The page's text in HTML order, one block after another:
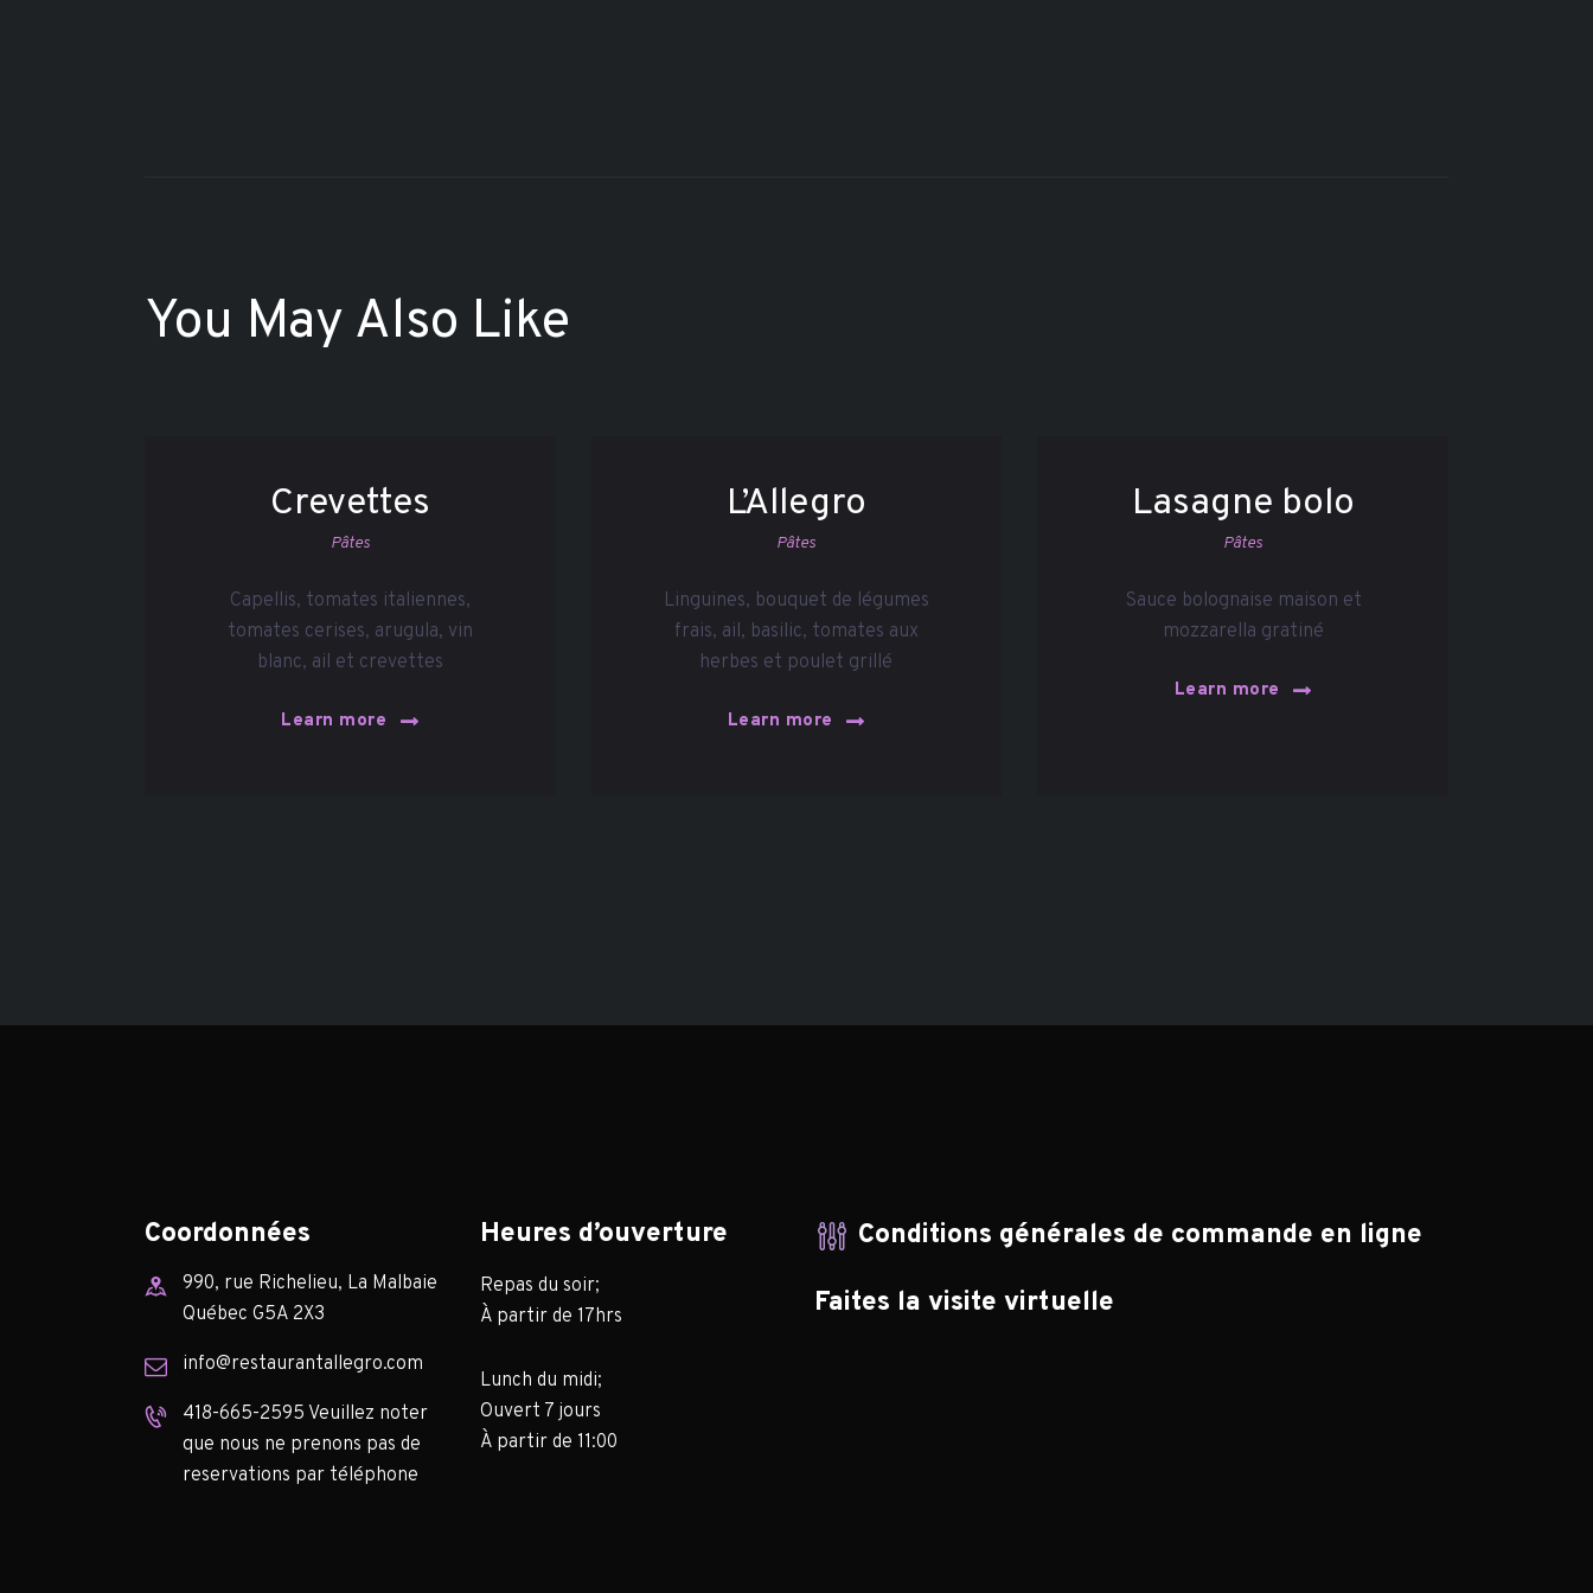
You May Also Like
Crevettes
Pâtes
Capellis, tomates italiennes,
tomates cerises, arugula, vin
blanc, ail et crevettes
Learn more
L’Allegro
Pâtes
Linguines, bouquet de légumes
frais, ail, basilic, tomates aux
herbes et poulet grillé
Learn more
Lasagne bolo
Pâtes
Sauce bolognaise maison et
mozzarella gratiné
Learn more
Coordonnées
990, rue Richelieu, La Malbaie
Québec G5A 2X3
info@restaurantallegro.com
418-665-2595 Veuillez noter
que nous ne prenons pas de
reservations par téléphone
Heures d’ouverture
Repas du soir;
À partir de 17hrs
Lunch du midi;
Ouvert 7 jours
À partir de 11:00
Conditions générales de commande en ligne
Faites la visite virtuelle